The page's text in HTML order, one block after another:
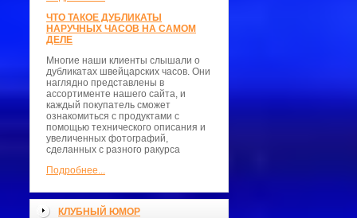
ЧТО ТАКОЕ ДУБЛИКАТЫ
НАРУЧНЫХ ЧАСОВ НА САМОМ
ДЕЛЕ
Многие наши клиенты слышали о
дубликатах швейцарских часов. Они
наглядно представлены в
ассортименте нашего сайта, и
каждый покупатель сможет
ознакомиться с продуктами с
помощью технического описания и
увеличенных фотографий,
сделанных с разного ракурса
Подробнее...
КЛУБНЫЙ ЮМОР